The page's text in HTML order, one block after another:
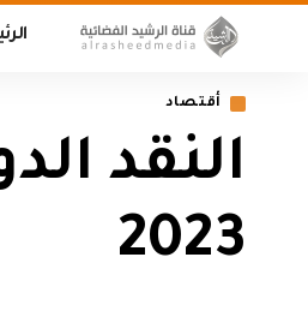
أقتصاد
النقد
2023